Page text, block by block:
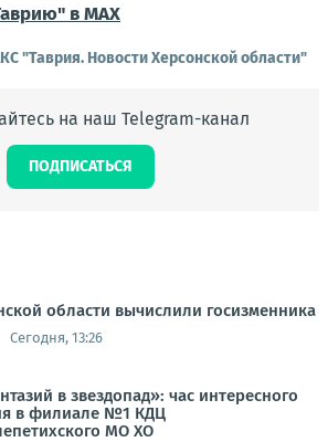
в MAX
"Таврия. Новости Херсонской области"
на наш Telegram-канал
ПОДПИСАТЬСЯ
области вычислили госизменника
Сегодня, 13:26
в звездопад»: час интересного
в филиале №1 КДЦ
МО ХО